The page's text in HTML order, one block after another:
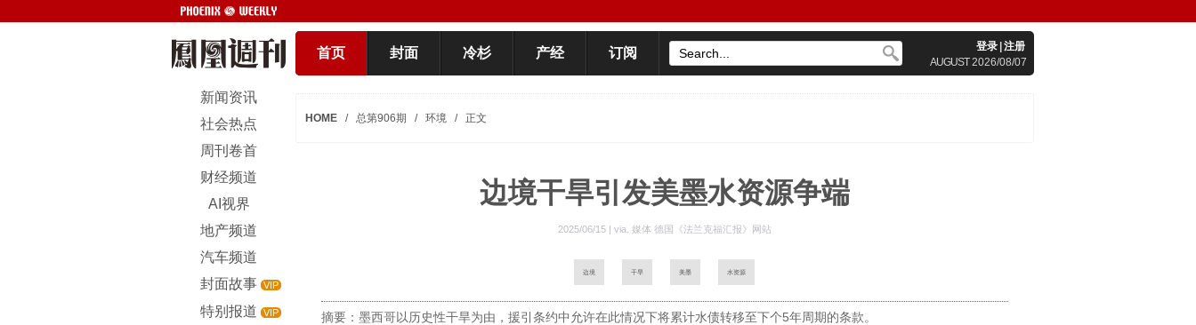
首页 封面 冷杉 产经 订阅 登录 注册
AUGUST2026/08/07
新闻资讯
社会热点
周刊卷首
财经频道
AI视界
地产频道
汽车频道
封面故事 VIP
特别报道 VIP
HOME / 总第906期 / 环境 / 正文
边境干旱引发美墨水资源争端
2025/06/15 | via. 媒体 德国《法兰克福汇报》网站
边境 干旱 美墨 水资源
摘要：墨西哥以历史性干旱为由，援引条约中允许在此情况下将累计水债转移至下个5年周期的条款。